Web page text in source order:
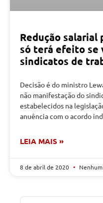
Redução
só terá efeito se
sindicatos de
Decisão é do ministro
não manifestação do
estabelecidos na
anuência com o acordo
LEIA MAIS »
8 de abril de 2020